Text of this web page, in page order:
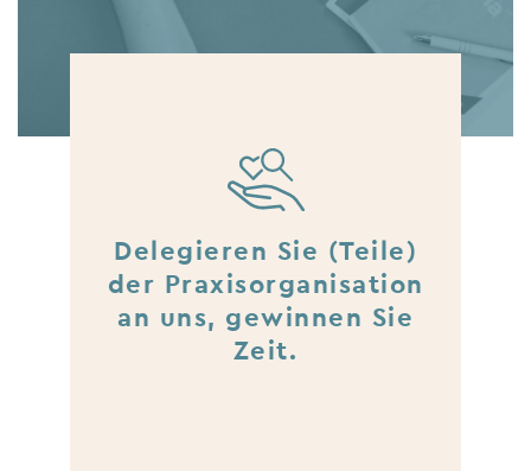
Delegieren Sie (Teile)
der Praxisorganisation
an uns, gewinnen Sie
Zeit.